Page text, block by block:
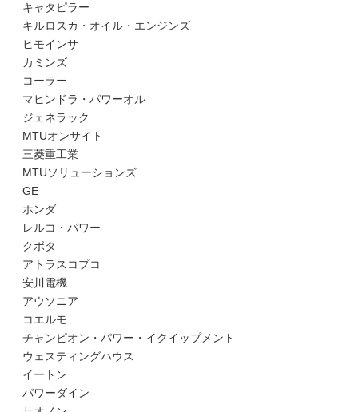
キャタピラー
キルロスカ・オイル・エンジンズ
ヒモインサ
カミンズ
コーラー
マヒンドラ・パワーオル
ジェネラック
MTUオンサイト
三菱重工業
MTUソリューションズ
GE
ホンダ
レルコ・パワー
クボタ
アトラスコプコ
安川電機
アウソニア
コエルモ
チャンピオン・パワー・イクイップメント
ウェスティングハウス
イートン
パワーダイン